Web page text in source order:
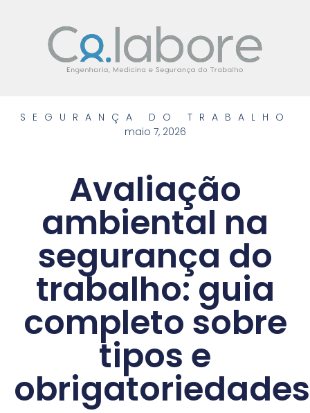
SEGURANÇA DO TRABALHO
maio 7, 2026
Avaliação
ambiental na
segurança do
trabalho: guia
completo sobre
tipos e
obrigatoriedades